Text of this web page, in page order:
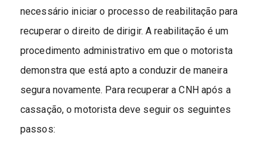
necessário iniciar o processo de reabilitação para
recuperar o direito de dirigir. A reabilitação é um
procedimento administrativo em que o motorista
demonstra que está apto a conduzir de maneira
segura novamente. Para recuperar a CNH após a
cassação, o motorista deve seguir os seguintes
passos: